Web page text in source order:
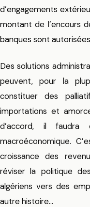
d’engagements
montant de l’encours
banques sont
Des solutions
peuvent, pour la
constituer des
importations et
d’accord, il faudra
macroéconomique.
croissance des
réviser la politique
algériens vers des
autre histoire…